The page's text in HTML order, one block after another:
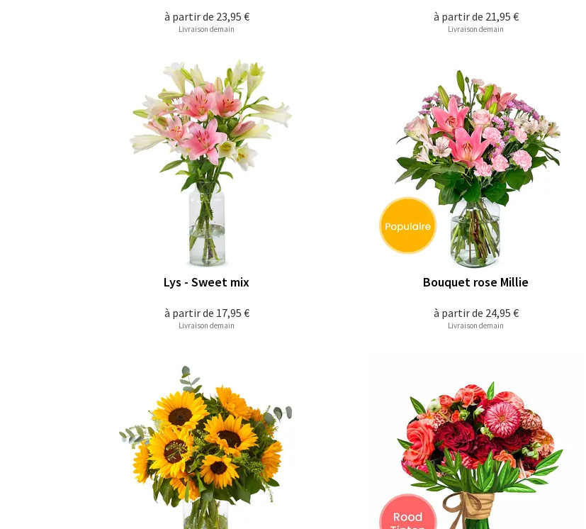
à partir de 23,95 €
Livraison demain
à partir de 21,95 €
Livraison demain
à partir de 17,95 €
Lys - Sweet mix
Livraison demain
à partir de 24,95 €
Bouquet rose Millie
Livraison demain